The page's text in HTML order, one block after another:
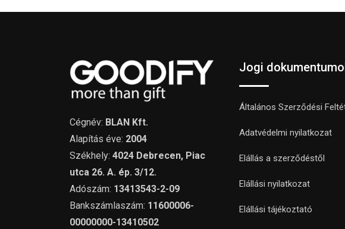
Cégnév: BLAN Kft.
Alapítás éve: 2004
Székhely: 4024 Debrecen, Piac
utca 26. A. ép. 3/12.
Adószám: 13413543-2-09
Bankszámlaszám: 11600006-
00000000-13410502
Jogi
Általános Szerződési
Adatvédelmi nyilatkozat
Elállás a szerződéstől
Elállási nyilatkozat
Elállási tájékoztató